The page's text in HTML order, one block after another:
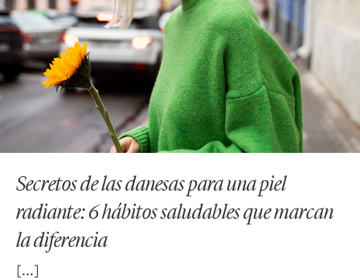
Secretos de las danesas para una piel
radiante: 6 hábitos saludables que marcan
la diferencia